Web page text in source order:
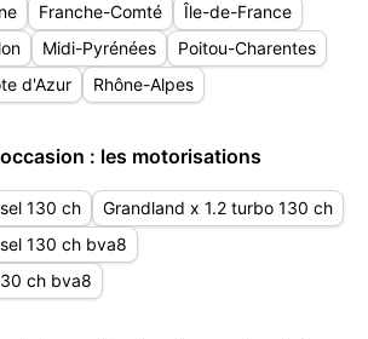
Franche-Comté
Île-de-France
Midi-Pyrénées
Poitou-Charentes
d'Azur
Rhône-Alpes
: les motorisations
130 ch
Grandland x 1.2 turbo 130 ch
130 ch bva8
ch bva8